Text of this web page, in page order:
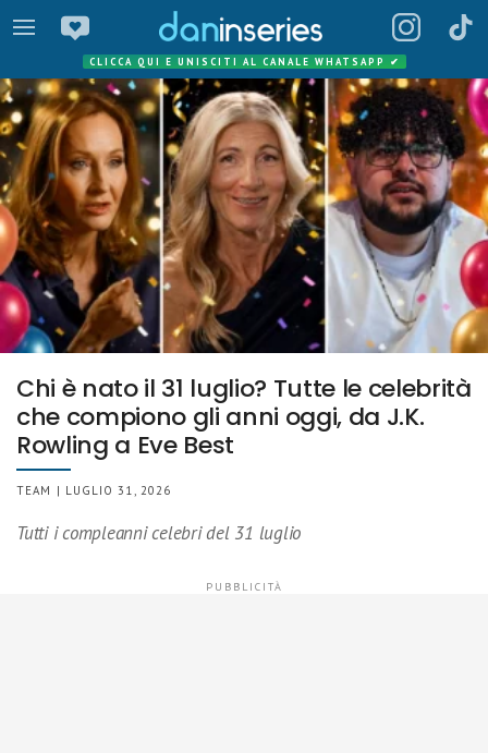
CLICCA QUI E UNISCITI AL CANALE WHATSAPP ✔
Chi è nato il 31 luglio? Tutte le celebrità
che compiono gli anni oggi, da J.K.
Rowling a Eve Best
TEAM | LUGLIO 31, 2026
Tutti i compleanni celebri del 31 luglio